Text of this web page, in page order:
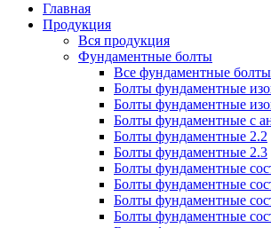
Главная
Продукция
Вся продукция
Фундаментные болты
Все фундаментные болты
Болты фундаментные
Болты фундаментные
Болты фундаментные с
Болты фундаментные 2.2
Болты фундаментные 2.3
Болты фундаментные
Болты фундаментные
Болты фундаментные
Болты фундаментные